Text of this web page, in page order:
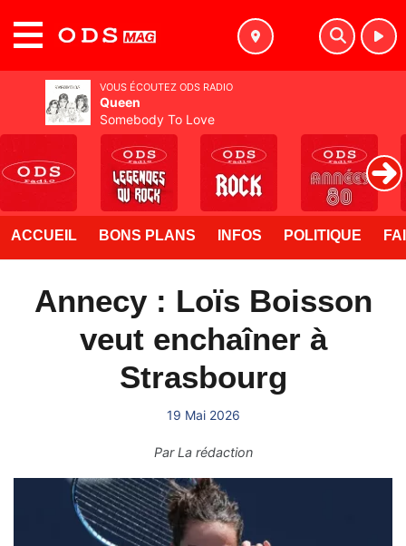
ACCUEIL BONS PLANS INFOS POLITIQUE
Annecy : Loïs Boisson
veut enchaîner à
Strasbourg
19 Mai 2026
ParLa rédaction
VOUS ÉCOUTEZ ODS RADIO
Queen
Somebody To Love